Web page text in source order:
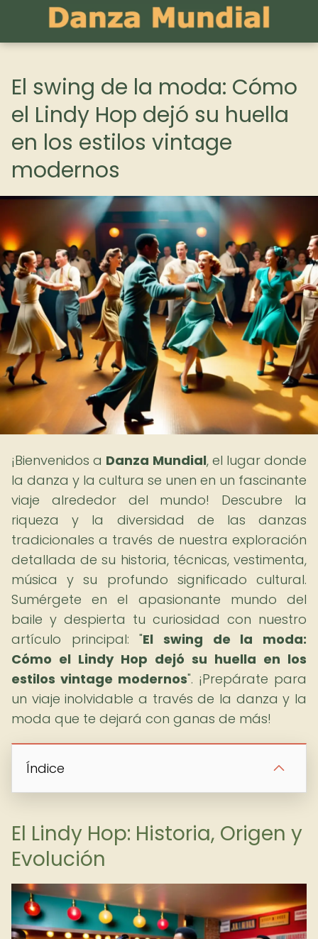
El swing de la moda: Cómo
el Lindy Hop dejó su huella
en los estilos vintage
modernos
¡Bienvenidos a Danza Mundial, el lugar donde
la danza y la cultura se unen en un fascinante
viaje alrededor del mundo! Descubre la
riqueza y la diversidad de las danzas
tradicionales a través de nuestra exploración
detallada de su historia, técnicas, vestimenta,
música y su profundo significado cultural.
Sumérgete en el apasionante mundo del
baile y despierta tu curiosidad con nuestro
artículo principal: "El swing de la moda:
Cómo el Lindy Hop dejó su huella en los
estilos vintage modernos". ¡Prepárate para
un viaje inolvidable a través de la danza y la
moda que te dejará con ganas de más!
Índice
El Lindy Hop: Historia, Origen y
Evolución